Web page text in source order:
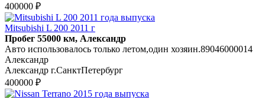
400000 ₽
Mitsubishi L 200 2011 г
Пробег 55000 км, Александр
Авто использовалось только летом,один хозяин.89046000014
Александр
Александр г.СанктПетербург
400000 ₽